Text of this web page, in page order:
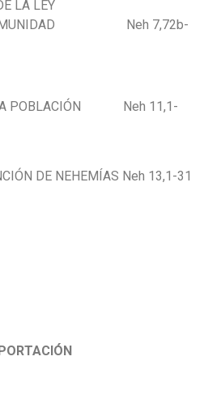
LA LEY
COMUNIDAD Neh 7,72b-
LA POBLACIÓN Neh 11,1-
DE NEHEMÍAS Neh 13,1-31